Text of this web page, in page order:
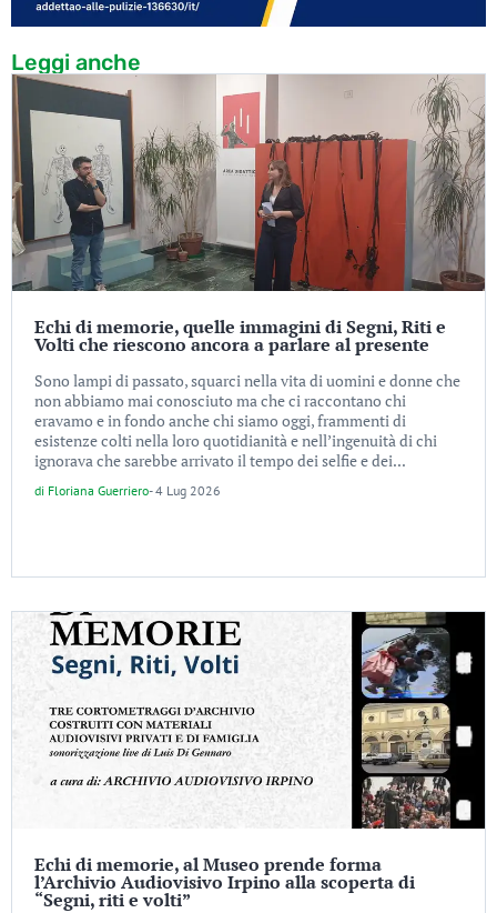
Leggi anche
Echi di memorie, quelle immagini di Segni, Riti e
Volti che riescono ancora a parlare al presente
Sono lampi di passato, squarci nella vita di uomini e donne che
non abbiamo mai conosciuto ma che ci raccontano chi
eravamo e in fondo anche chi siamo oggi, frammenti di
esistenze colti nella loro quotidianità e nell’ingenuità di chi
ignorava che sarebbe arrivato il tempo dei selfie e dei...
di Floriana Guerriero-4 Lug 2026
Echi di memorie, al Museo prende forma
l’Archivio Audiovisivo Irpino alla scoperta di
“Segni, riti e volti”